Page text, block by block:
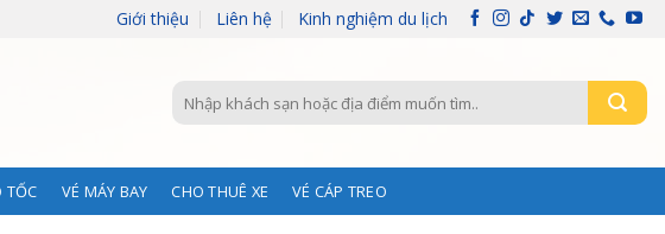
Giới thiệu Liên hệ Kinh nghiệm du lịch
kiếm:
TỐC VÉ MÁY BAY CHO THUÊ XE VÉ CÁP TREO